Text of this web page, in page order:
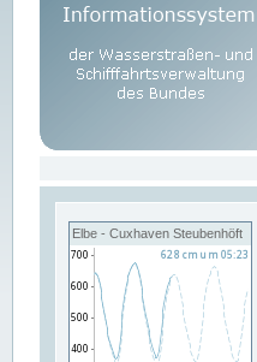
Elbe - Cuxhaven Steubenhöft